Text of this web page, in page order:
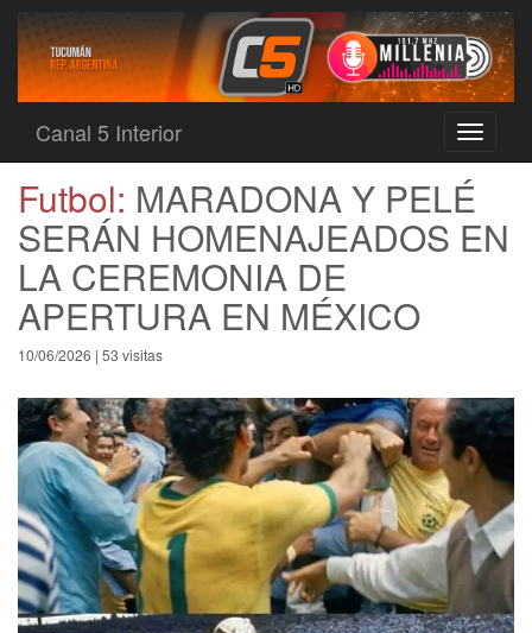
Toggle
Canal 5 Interior
Futbol: MARADONA Y PELÉ
SERÁN HOMENAJEADOS EN
LA CEREMONIA DE
APERTURA EN MÉXICO
10/06/2026 | 53 visitas